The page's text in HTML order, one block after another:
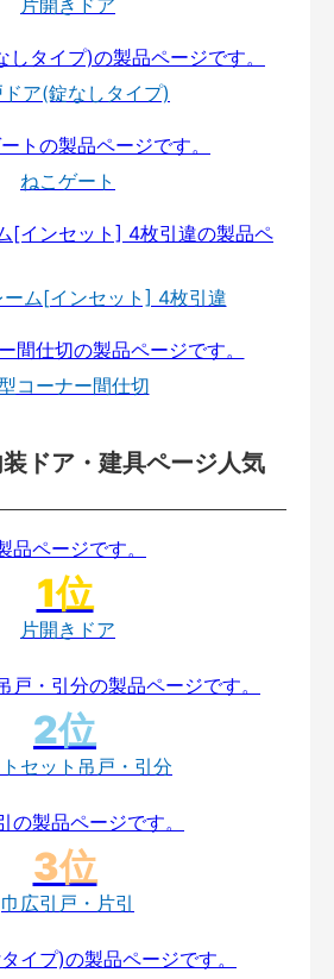
ア(錠なしタイプ)
ねこゲート
ーム[インセット] 4枚引違
コーナー間仕切
ドア・建具ページ人気
片開きドア
セット吊戸・引分
巾広引戸・片引